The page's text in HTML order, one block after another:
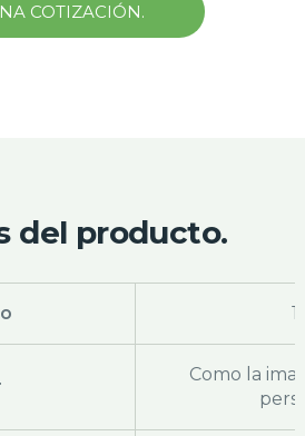
COTIZACIÓN.
del producto.
Como la